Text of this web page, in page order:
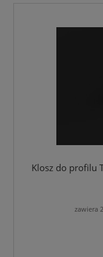
Klosz do profilu
zawiera